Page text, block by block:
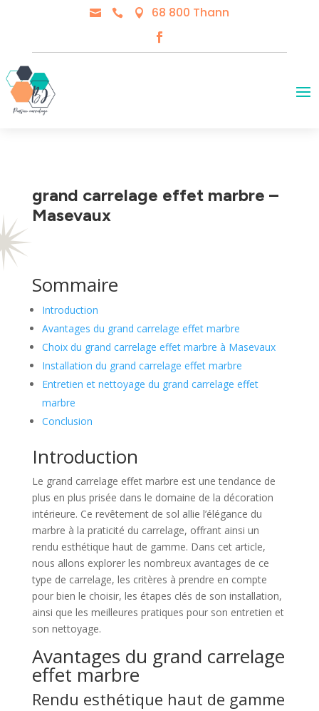
   68 800 Thann
grand carrelage effet marbre –
Masevaux
Sommaire
Introduction
Avantages du grand carrelage effet marbre
Choix du grand carrelage effet marbre à Masevaux
Installation du grand carrelage effet marbre
Entretien et nettoyage du grand carrelage effet
marbre
Conclusion
Introduction
Le grand carrelage effet marbre est une tendance de
plus en plus prisée dans le domaine de la décoration
intérieure. Ce revêtement de sol allie l’élégance du
marbre à la praticité du carrelage, offrant ainsi un
rendu esthétique haut de gamme. Dans cet article,
nous allons explorer les nombreux avantages de ce
type de carrelage, les critères à prendre en compte
pour bien le choisir, les étapes clés de son installation,
ainsi que les meilleures pratiques pour son entretien et
son nettoyage.
Avantages du grand carrelage
effet marbre
Rendu esthétique haut de gamme